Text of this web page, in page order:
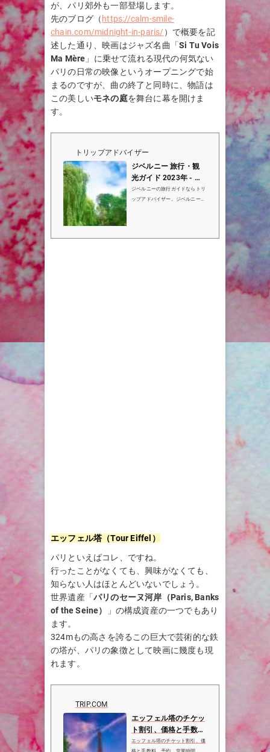
が、パリ郊外も一部登場します。
先のブログ（ https://calm-smile-
chain.com/midnight-in-paris/）で概要を記
述した通り、映画はジャズ名曲「Si Tu Vois
Ma Mère 」に乗せて流れる現代の何気ない
パリの日常の映像というオープニングで始
まるのですが、曲の終了と同時に、物語は
この美しいモネの庭を舞台に幕を開けま
す。
トリップアドバイザー
ジベルニー 旅行・観
光ガイド 2023年 - ト
リップアドバイザー
ジベルニーの旅行ガイドならトリ
ップアドバイザー。ジベルニーの
の旅行プランを計画して下さい。
エッフェル塔（Tour Eiffel）
パリといえばコレ、ですね。
行ったことがなくても、興味がなくても、
知らない人はほとんどいないでしょう。
世界遺産「パリのセーヌ河岸（Paris, Banks
of the Seine）
」の構成資産の一つでもあり
ます。
324mもの高さを誇るこの巨大で芸術的な鉄
の塔が、パリの象徴として映画に幾度も現
れます。
TRIP.COM
エッフェル塔のチケッ
ト割引、価格と手数
料、予約 | 営業時間、
エッフェル塔のチケット割引、価